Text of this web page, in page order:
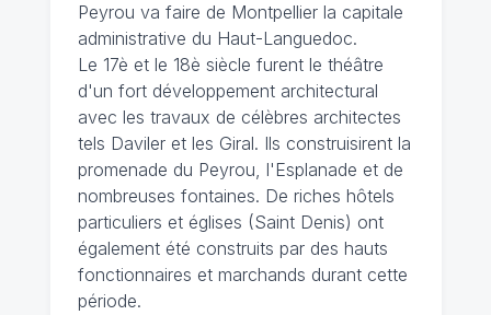
Peyrou va faire de Montpellier la capitale
administrative du Haut-Languedoc.
Le 17è et le 18è siècle furent le théâtre
d'un fort développement architectural
avec les travaux de célèbres architectes
tels Daviler et les Giral. Ils construisirent la
promenade du Peyrou, l'Esplanade et de
nombreuses fontaines. De riches hôtels
particuliers et églises (Saint Denis) ont
également été construits par des hauts
fonctionnaires et marchands durant cette
période.